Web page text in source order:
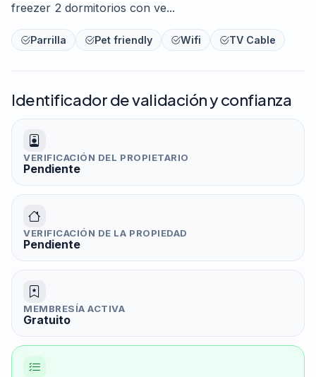
freezer 2 dormitorios con ve...
Parrilla Pet friendly Wifi TV Cable
Identificador de validación y confianza
VERIFICACIÓN DEL PROPIETARIO
Pendiente
VERIFICACIÓN DE LA PROPIEDAD
Pendiente
MEMBRESÍA ACTIVA
Gratuito